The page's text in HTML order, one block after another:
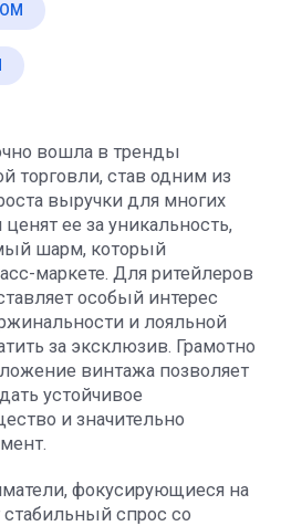
вошла в тренды
торговли, став одним из
выручки для многих
ее за уникальность,
шарм, который
маркете. Для ритейлеров
особый интерес
и лояльной
за эксклюзив. Грамотно
винтажа позволяет
устойчивое
и значительно
фокусирующиеся на
спрос со